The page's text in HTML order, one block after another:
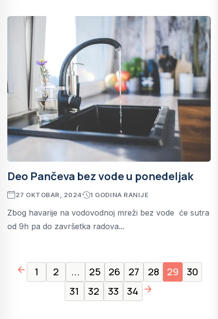
Deo Pančeva bez vode u ponedeljak
27 OKTOBAR, 2024 1 GODINA RANIJE
Zbog havarije na vodovodnoj mreži bez vode će sutra
od 9h pa do završetka radova...
page left arrow
1 2 ... 25 26 27 28 29
30
31
32 33 34